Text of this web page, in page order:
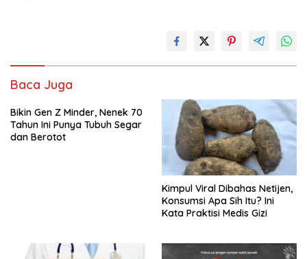
Baca Juga
Bikin Gen Z Minder, Nenek 70
Tahun Ini Punya Tubuh Segar
dan Berotot
Kimpul Viral Dibahas Netijen,
Konsumsi Apa Sih Itu? Ini
Kata Praktisi Medis Gizi